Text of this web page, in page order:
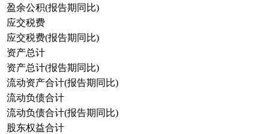
盈余公积(报告期同比)
应交税费
应交税费(报告期同比)
资产总计
资产总计(报告期同比)
流动资产合计(报告期同比)
流动负债合计
流动负债合计(报告期同比)
股东权益合计